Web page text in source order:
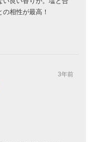
相性が最高！
3年前